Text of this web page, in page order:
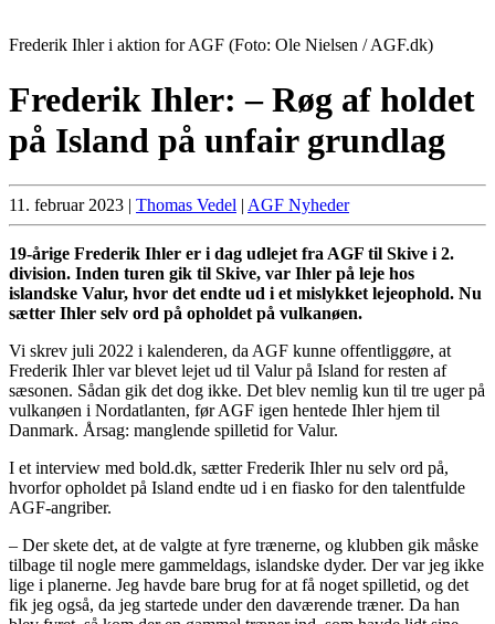
Frederik Ihler i aktion for AGF (Foto: Ole Nielsen / AGF.dk)
Frederik Ihler: – Røg af holdet
på Island på unfair grundlag
11. februar 2023 | Thomas Vedel | AGF Nyheder
19-årige Frederik Ihler er i dag udlejet fra AGF til Skive i 2.
division. Inden turen gik til Skive, var Ihler på leje hos
islandske Valur, hvor det endte ud i et mislykket lejeophold. Nu
sætter Ihler selv ord på opholdet på vulkanøen.
Vi skrev juli 2022 i kalenderen, da AGF kunne offentliggøre, at
Frederik Ihler var blevet lejet ud til Valur på Island for resten af
sæsonen. Sådan gik det dog ikke. Det blev nemlig kun til tre uger på
vulkanøen i Nordatlanten, før AGF igen hentede Ihler hjem til
Danmark. Årsag: manglende spilletid for Valur.
I et interview med bold.dk, sætter Frederik Ihler nu selv ord på,
hvorfor opholdet på Island endte ud i en fiasko for den talentfulde
AGF-angriber.
– Der skete det, at de valgte at fyre trænerne, og klubben gik måske
tilbage til nogle mere gammeldags, islandske dyder. Der var jeg ikke
lige i planerne. Jeg havde bare brug for at få noget spilletid, og det
fik jeg også, da jeg startede under den daværende træner. Da han